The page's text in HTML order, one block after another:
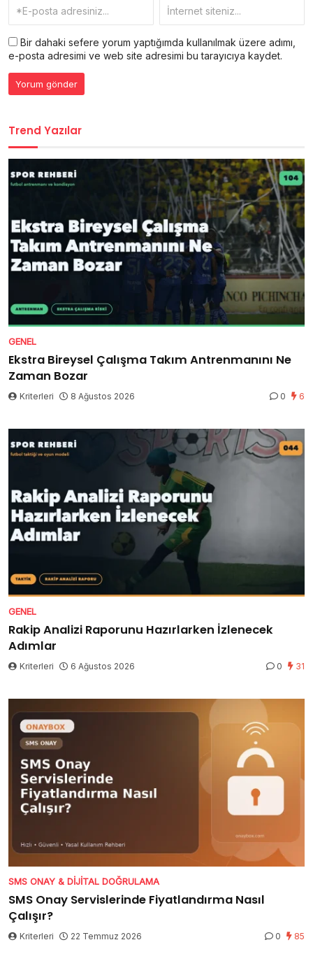
Bir dahaki sefere yorum yaptığımda kullanılmak üzere adımı,
e-posta adresimi ve web site adresimi bu tarayıcıya kaydet.
Trend Yazılar
GENEL
Ekstra Bireysel Çalışma Takım Antrenmanını Ne
Zaman Bozar
Kriterleri 8 Ağustos 2026 0 6
GENEL
Rakip Analizi Raporunu Hazırlarken İzlenecek
Adımlar
Kriterleri 6 Ağustos 2026 0 31
SMS ONAY & DIJITAL DOĞRULAMA
SMS Onay Servislerinde Fiyatlandırma Nasıl
Çalışır?
Kriterleri 22 Temmuz 2026 0 85